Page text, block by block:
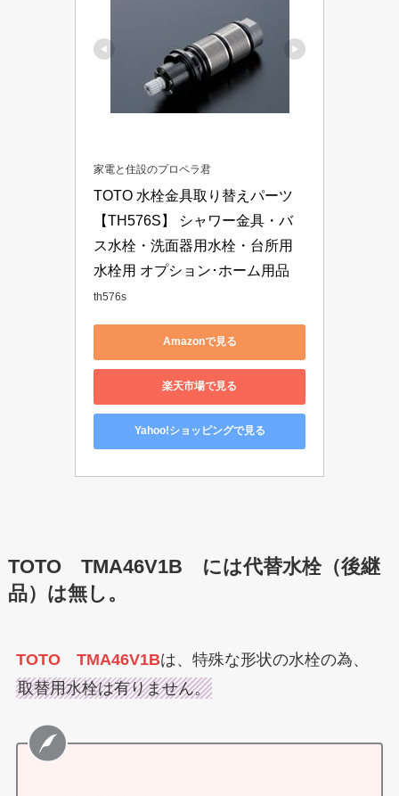
家電と住設のプロペラ君
TOTO 水栓金具取り替えパーツ
【TH576S】 シャワー金具・バ
ス水栓・洗面器用水栓・台所用
水栓用 オプション･ホーム用品
th576s
Amazonで見る
楽天市場で見る
Yahoo!ショッピングで見る
TOTO TMA46V1B には代替水栓（後継
品）は無し。
TOTO TMA46V1Bは、特殊な形状の水栓の為、
取替用水栓は有りません。